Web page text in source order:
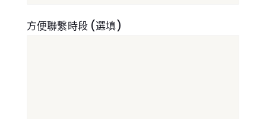
方便聯繫時段 (選填)